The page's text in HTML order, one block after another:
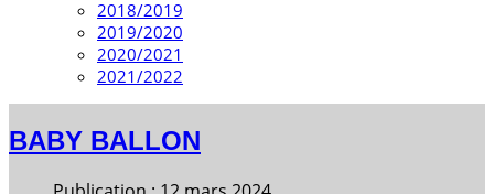
2018/2019
2019/2020
2020/2021
2021/2022
BABY BALLON